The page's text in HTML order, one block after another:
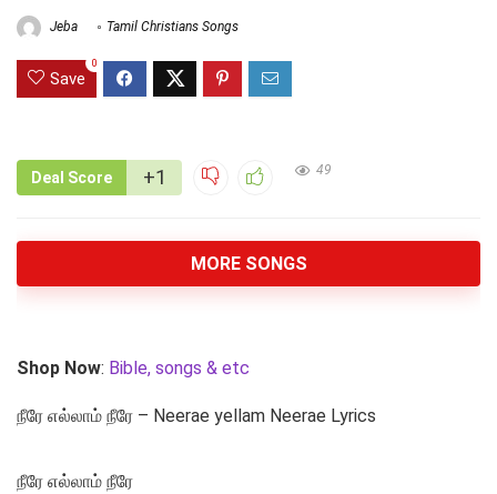
Jeba Tamil Christians Songs
Save
0
Deal Score +1 49
MORE SONGS
Shop Now: Bible, songs & etc
நீரே எல்லாம் நீரே – Neerae yellam Neerae Lyrics
நீரே எல்லாம் நீரே